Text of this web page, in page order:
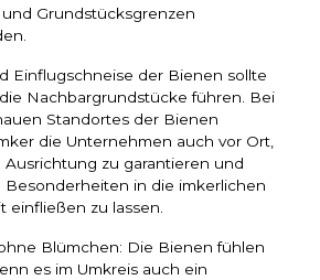
Grundstücksgrenzen
Einflugschneise der Bienen sollte
Nachbargrundstücke führen. Bei
Standortes der Bienen
die Unternehmen auch vor Ort,
zu garantieren und
in die imkerlichen
einfließen zu lassen.
Blümchen: Die Bienen fühlen
es im Umkreis auch ein